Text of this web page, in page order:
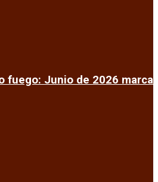
fuego: Junio de 2026 marca